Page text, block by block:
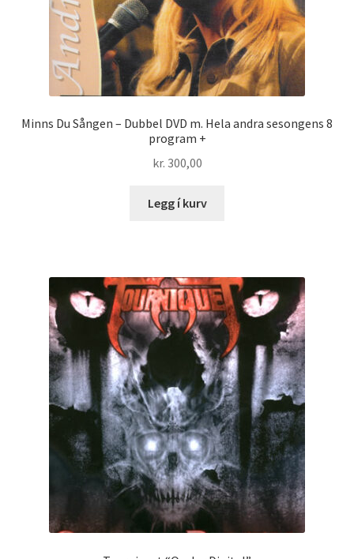
Minns Du Sången – Dubbel DVD m. Hela andra sesongens 8
program +
kr. 300,00
Legg í kurv